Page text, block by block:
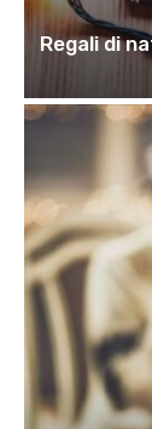
Regali di